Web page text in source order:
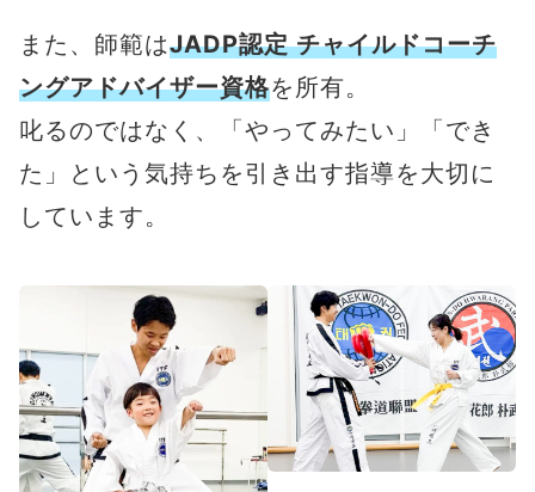
ゼント！
教本イメージ
また、師範はJADP認定 チャイルドコーチ
ングアドバイザー資格を所有。
叱るのではなく、「やってみたい」「でき
た」という気持ちを引き出す指導を大切に
しています。